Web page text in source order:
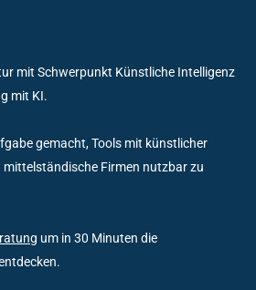
mit Schwerpunkt Künstliche Intelligenz
mit KI.
gemacht, Tools mit künstlicher
mittelständische Firmen nutzbar zu
um in 30 Minuten die